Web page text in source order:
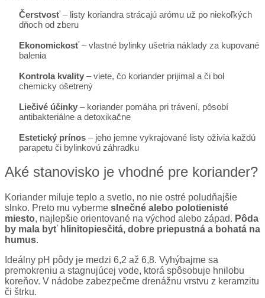
Čerstvosť– listy koriandra strácajú arómu už po niekoľkých
dňoch od zberu
Ekonomickosť– vlastné bylinky ušetria náklady za kupované
balenia
Kontrola kvality – viete, čo koriander prijímal a či bol
chemicky ošetrený
Liečivé účinky – koriander pomáha pri trávení, pôsobí
antibakteriálne a detoxikačne
Estetický prínos – jeho jemne vykrajované listy oživia každú
parapetu či bylinkovú záhradku
Aké stanovisko je vhodné pre koriander?
Koriander miluje teplo a svetlo, no nie ostré poludňajšie
slnko. Preto mu vyberme slnečné alebo polotienisté
miesto, najlepšie orientované na východ alebo západ. Pôda
by mala byť hlinitopiesčitá, dobre priepustná a bohatá na
humus.
Ideálny pH pôdy je medzi 6,2 až 6,8. Vyhýbajme sa
premokreniu a stagnujúcej vode, ktorá spôsobuje hnilobu
koreňov. V nádobe zabezpečme drenážnu vrstvu z keramzitu
či štrku.